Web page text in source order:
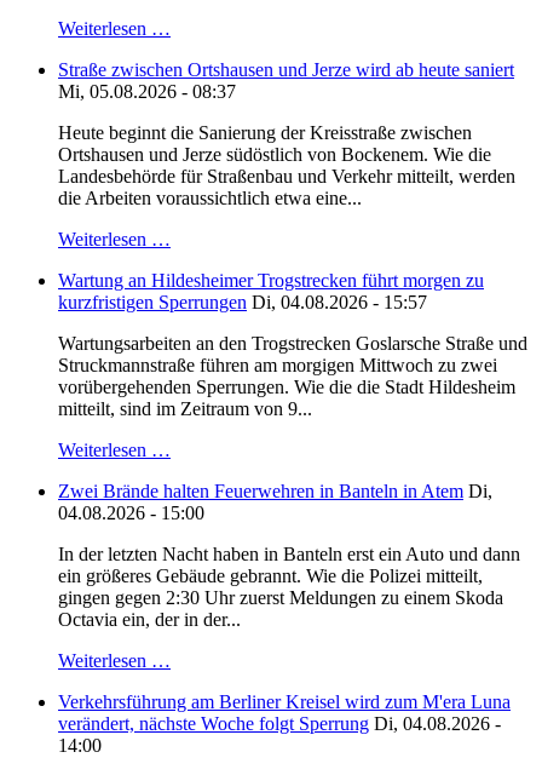
Weiterlesen …
Straße zwischen Ortshausen und Jerze wird ab heute saniert
Mi, 05.08.2026 - 08:37
Heute beginnt die Sanierung der Kreisstraße zwischen
Ortshausen und Jerze südöstlich von Bockenem. Wie die
Landesbehörde für Straßenbau und Verkehr mitteilt, werden
die Arbeiten voraussichtlich etwa eine...
Weiterlesen …
Wartung an Hildesheimer Trogstrecken führt morgen zu
kurzfristigen Sperrungen Di, 04.08.2026 - 15:57
Wartungsarbeiten an den Trogstrecken Goslarsche Straße und
Struckmannstraße führen am morgigen Mittwoch zu zwei
vorübergehenden Sperrungen. Wie die die Stadt Hildesheim
mitteilt, sind im Zeitraum von 9...
Weiterlesen …
Zwei Brände halten Feuerwehren in Banteln in Atem Di,
04.08.2026 - 15:00
In der letzten Nacht haben in Banteln erst ein Auto und dann
ein größeres Gebäude gebrannt. Wie die Polizei mitteilt,
gingen gegen 2:30 Uhr zuerst Meldungen zu einem Skoda
Octavia ein, der in der...
Weiterlesen …
Verkehrsführung am Berliner Kreisel wird zum M'era Luna
verändert, nächste Woche folgt Sperrung Di, 04.08.2026 -
14:00